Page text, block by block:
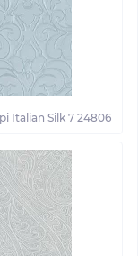
Italian Silk 7 24806